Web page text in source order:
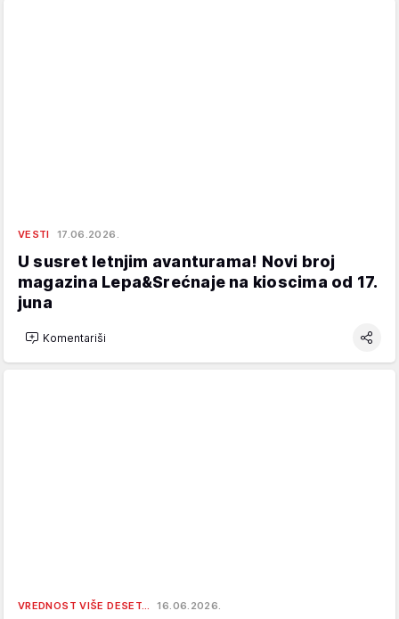
VESTI 17.06.2026.
U susret letnjim avanturama! Novi broj
magazina Lepa&Srećnaje na kioscima od 17.
juna
Komentariši
VREDNOST VIŠE DESET… 16.06.2026.